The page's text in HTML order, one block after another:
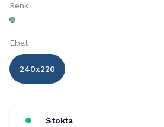
Renk
Ebat
240x220
Stokta